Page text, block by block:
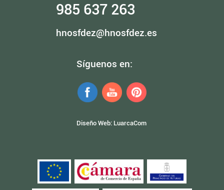
985 637 263
hnosfdez@hnosfdez.es
Síguenos en:
Diseño Web: LuarcaCom